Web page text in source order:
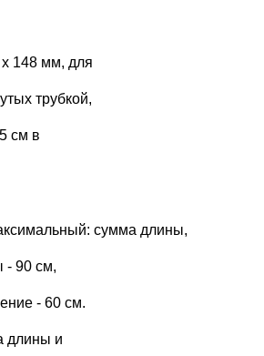
148 мм, для
трубкой,
см в
сумма длины,
- 90 см,
- 60 см.
длины и